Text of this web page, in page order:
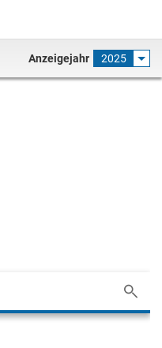
Anzeigejahr 2025